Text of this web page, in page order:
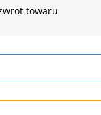
towaru